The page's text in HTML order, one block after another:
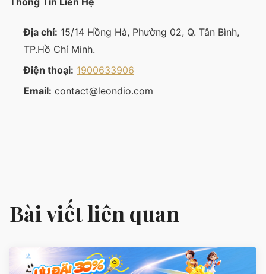
Địa chỉ: 15/14 Hồng Hà, Phường 02, Q. Tân Bình,
TP.Hồ Chí Minh.
Điện thoại: 1900633906
Email: contact@leondio.com
Bài viết liên quan